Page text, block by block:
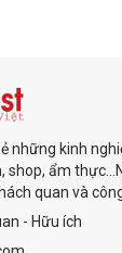
những kinh
shop, ẩm
quan và
- Hữu ích